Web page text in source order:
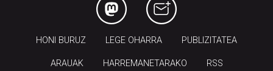
HONI BURUZ LEGE OHARRA PUBLIZITATEA
ARAUAK HARREMANETARAKO RSS